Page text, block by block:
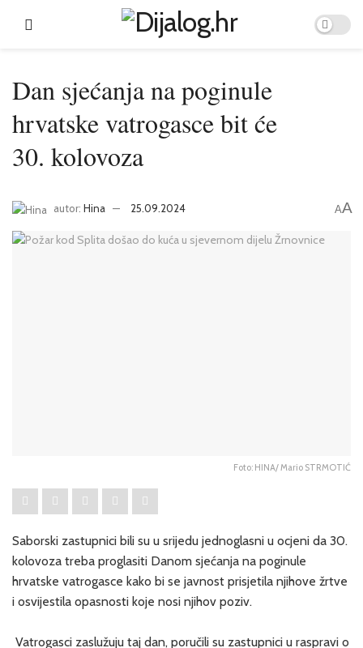
Dan sjećanja na poginule
hrvatske vatrogasce bit će
30. kolovoza
autor: Hina 25.09.2024 AA
Foto: HINA/ Mario STRMOTIĆ
Saborski zastupnici bili su u srijedu jednoglasni u ocjeni da 30.
kolovoza treba proglasiti Danom sjećanja na poginule
hrvatske vatrogasce kako bi se javnost prisjetila njihove žrtve
i osvijestila opasnosti koje nosi njihov poziv.
Vatrogasci zaslužuju taj dan, poručili su zastupnici u raspravi o